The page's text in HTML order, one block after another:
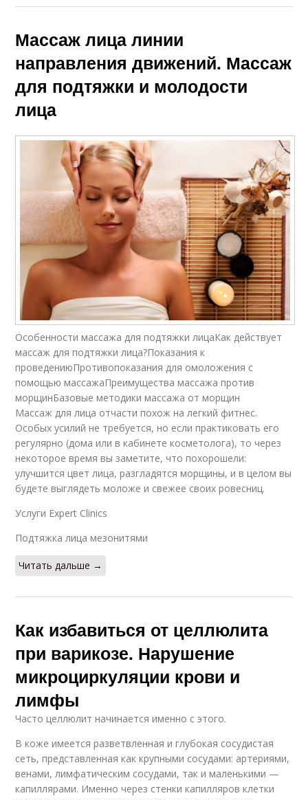
Массаж лица линии
направления движений. Массаж
для подтяжки и молодости
лица
Особенности массажа для подтяжки лицаКак действует
массаж для подтяжки лица?Показания к
проведениюПротивопоказания для омоложения с
помощью массажаПреимущества массажа против
морщинБазовые методики массажа от морщин
Массаж для лица отчасти похож на легкий фитнес.
Особых усилий не требуется, но если практиковать его
регулярно (дома или в кабинете косметолога), то через
некоторое время вы заметите, что похорошели:
улучшится цвет лица, разгладятся морщины, и в целом вы
будете выглядеть моложе и свежее своих ровесниц.
Услуги Expert Clinics
Подтяжка лица мезонитями
Читать дальше →
Как избавиться от целлюлита
при варикозе. Нарушение
микроциркуляции крови и
лимфы
Часто целлюлит начинается именно с этого.
В коже имеется разветвленная и глубокая сосудистая
сеть, представленная как крупными сосудами: артериями,
венами, лимфатическим сосудами, так и маленькими —
капиллярами. Именно через стенки капилляров клетки